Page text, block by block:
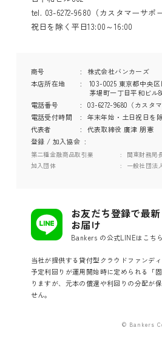
tel. 03-6272-9680（カスタマーサポ
祝日を除く平日13:00～16:00
商号
株式会社バンカーズ
本店所在地
103-0025 東京都中央
茅場町一丁目平和ビル
電話番号
03-6272-9680（カスタ
電話受付時間
年末年始・土日祝日を
代表者
代表取締役 廣津 朋憲
登録 / 加入協会
第二種金融商品取引業
関東財務局
加入団体
一般社団法
お友だち登録で最
お届け
Bankers の公式LINEはこち
当社が提供する貸付型クラウドファンデ
予定利回りが運用開始時に定められる「
りますが、元本の償還や利回りの分配が
せん。
© Bankers